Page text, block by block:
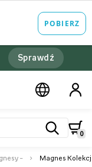
Sprawdź
0
– Magnes